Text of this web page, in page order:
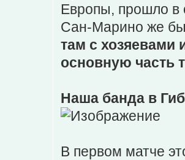
Европы, прошло в
Сан-Марино же
там с хозяевами
основную часть
Наша банда в
В первом матче